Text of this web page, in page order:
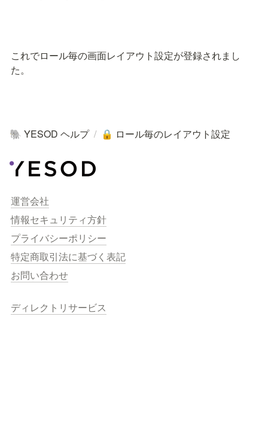
これでロール毎の画面レイアウト設定が登録されまし
た。
🐘 YESOD ヘルプ / 🔒 ロール毎のレイアウト設定
運営会社
情報セキュリティ方針
プライバシーポリシー
特定商取引法に基づく表記
お問い合わせ
ディレクトリサービス